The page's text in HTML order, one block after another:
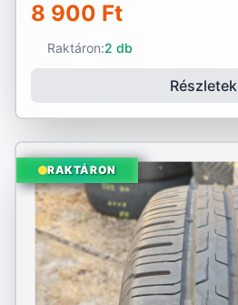
8 900 Ft
Raktáron:2 db
Részletek
RAKTÁRON